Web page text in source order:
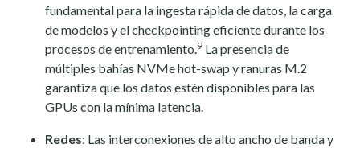
fundamental para la ingesta rápida de datos, la carga
de modelos y el checkpointing eficiente durante los
procesos de entrenamiento.9 La presencia de
múltiples bahías NVMe hot-swap y ranuras M.2
garantiza que los datos estén disponibles para las
GPUs con la mínima latencia.
Redes: Las interconexiones de alto ancho de banda y